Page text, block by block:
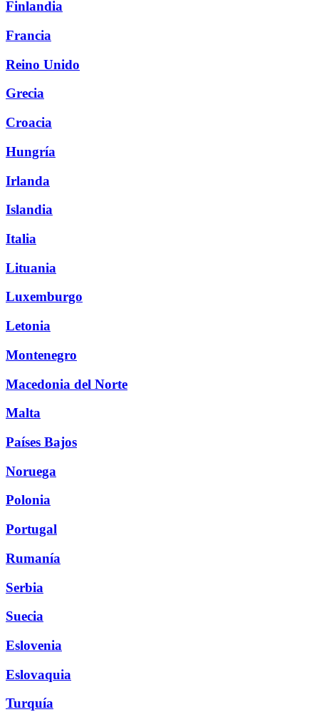
Finlandia
Francia
Reino Unido
Grecia
Croacia
Hungría
Irlanda
Islandia
Italia
Lituania
Luxemburgo
Letonia
Montenegro
Macedonia del Norte
Malta
Países Bajos
Noruega
Polonia
Portugal
Rumanía
Serbia
Suecia
Eslovenia
Eslovaquia
Turquía